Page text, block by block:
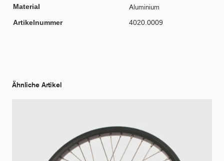
Material
Aluminium
Artikelnummer 4020.0009
Ähnliche Artikel